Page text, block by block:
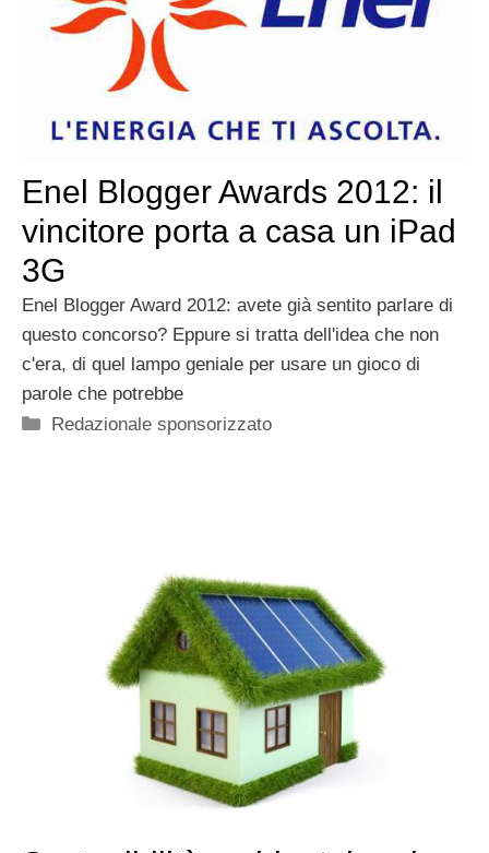
Enel Blogger Awards 2012: il
vincitore porta a casa un iPad
3G
Enel Blogger Award 2012: avete già sentito parlare di
questo concorso? Eppure si tratta dell'idea che non
c'era, di quel lampo geniale per usare un gioco di
parole che potrebbe
Categorie
Redazionale sponsorizzato